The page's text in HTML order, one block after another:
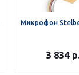
Микрофон
3 834